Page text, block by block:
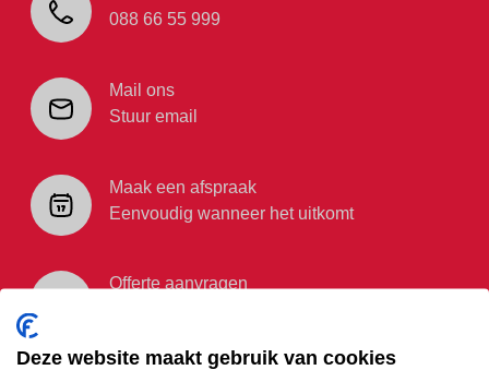
088 66 55 999
Mail ons
Stuur email
Maak een afspraak
Eenvoudig wanneer het uitkomt
Offerte aanvragen
Deze website maakt gebruik van cookies